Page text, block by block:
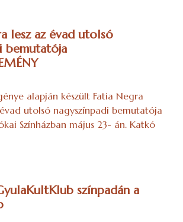
lesz az évad utolsó
bemutatója
alapján készült Fatia Negra
utolsó nagyszínpadi bemutatója
Színházban május 23- án. Katkó
színpadán a